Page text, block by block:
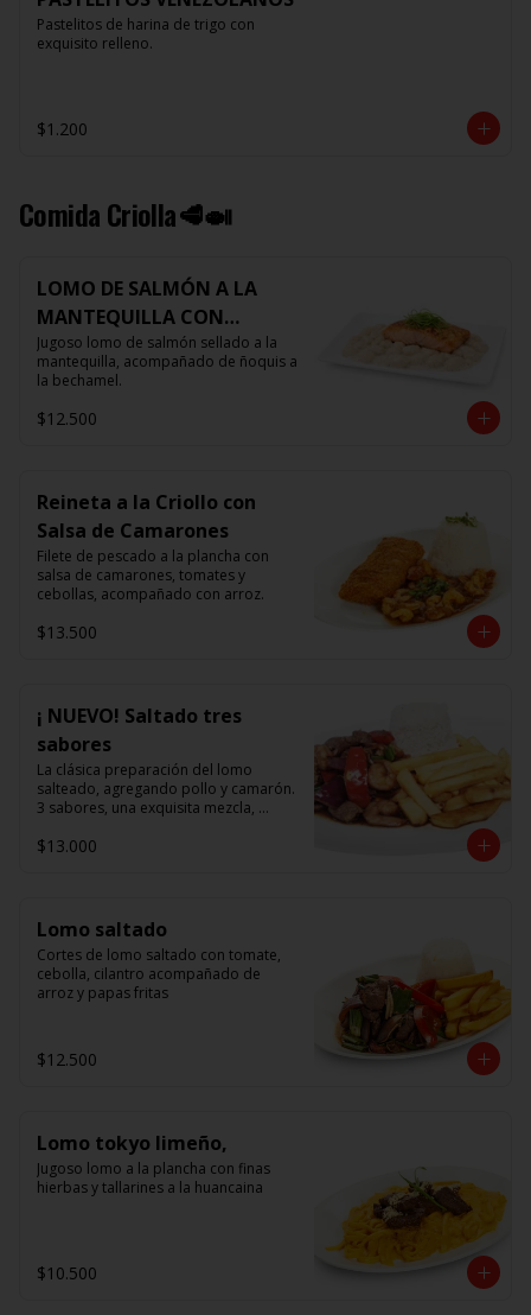
Pastelitos de harina de trigo con
exquisito relleno.
$1.200
Comida Criolla🥩🍛
LOMO DE SALMÓN A LA
MANTEQUILLA CON
ÑOQUIS 🧈
Jugoso lomo de salmón sellado a la
mantequilla, acompañado de ñoquis a
la bechamel.
$12.500
Reineta a la Criollo con
Salsa de Camarones
Filete de pescado a la plancha con
salsa de camarones, tomates y
cebollas, acompañado con arroz.
$13.500
¡ NUEVO! Saltado tres
sabores
La clásica preparación del lomo
salteado, agregando pollo y camarón.
3 sabores, una exquisita mezcla,
$13.000
Lomo saltado
Cortes de lomo saltado con tomate,
cebolla, cilantro acompañado de
arroz y papas fritas
$12.500
Lomo tokyo limeño,
Jugoso lomo a la plancha con finas
hierbas y tallarines a la huancaina
$10.500